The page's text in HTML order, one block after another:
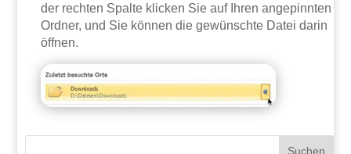
der rechten Spalte klicken Sie auf Ihren angepinnten
Ordner, und Sie können die gewünschte Datei darin
öffnen.